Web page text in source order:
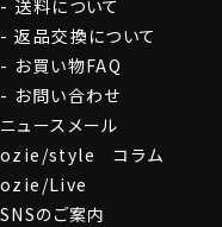
送料について
返品交換について
お買い物FAQ
お問い合わせ
ニュースメール
ozie/style コラム
ozie/Live
SNSのご案内